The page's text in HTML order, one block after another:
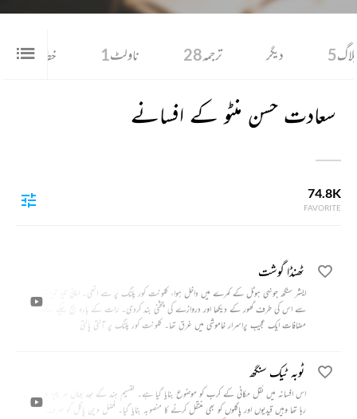
بلاگ5 دیگر ترجمہ28 ناولٹ1 خط 10
سعادت حسن منٹو کے افسانے
74.8K
FAVORITE
ٹھنڈا گوشت
ایشر سنگھ جونہی ہوٹل کے کمرے میں داخل ہوا، کلونت کور پلنگ پر سے اٹھی۔ اپنی تیز تیز آنکھوں
سے اس کی طرف گھور کے دیکھا اور دروازے کی چٹخنی بند کردی۔ رات کے بارہ بج چکے تھے، شہر کا
مضافات ایک عجیب پراسرار خاموشی میں غرق تھا۔ کلونت کور پلنگ پر آلتی پالتی
ٹوبہ ٹیک سنگھ
اس افسانہ میں نقل مکانی کے کرب کو موضوع بنایا گیا ہے۔ تقسیم ہند کے بعد جہاں ہر چیز کا تبادلہ ہو
رہا تھا وہیں قیدیوں اور پاگلوں کو بھی منتقل کرنے کا منصوبہ بنایا گیا۔ فضل دین پاگل کو صرف اس بات